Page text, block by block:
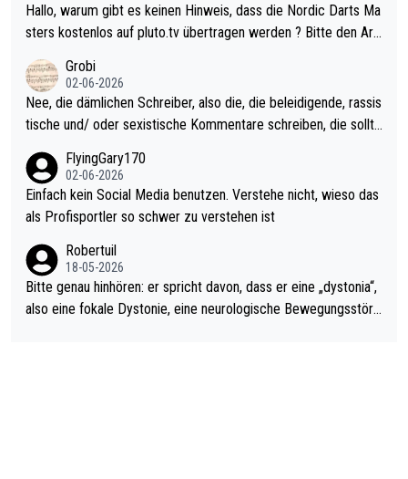
ziert. Somit ändert die automatische Qualifikation des Weltmei
sters erstmal nichts. Ich denke sie wollen damit für nächstes J
ohl wenig WDF Turniere spielen. Dies war bei Archie Self letzt
es Jahr der Fall. Er musste als amtierender Weltmeister durch
den Qualifier und ich glaube kaum, dass Mitchel sich das (in Ve
gas) antun würde, wenn er doch eigentlich die PDC-WM als Zi
el hat.
Hallo, warum gibt es keinen Hinweis, dass die Nordic Darts Ma
sters kostenlos auf pluto.tv übertragen werden ? Bitte den Arti
Grobi
02-06-2026
Nee, die dämlichen Schreiber, also die, die beleidigende, rassis
tische und/ oder sexistische Kommentare schreiben, die sollte
s Leben in den Griff kriegen. Nur eins wundert mich: Luke Little
r war doch neulich erst derjenige, der über Social Media GvV p
rovoziert hat. Und Littlers Mutter schießt öfters mal gegen Ric
FlyingGary170
02-06-2026
Einfach kein Social Media benutzen. Verstehe nicht, wieso das
als Profisportler so schwer zu verstehen ist
Robertuil
18-05-2026
Bitte genau hinhören: er spricht davon, dass er eine „dystonia“,
also eine fokale Dystonie, eine neurologische Bewegungsstöru